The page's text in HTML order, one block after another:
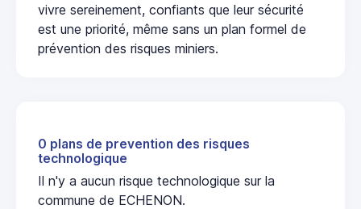
vivre sereinement, confiants que leur sécurité
est une priorité, même sans un plan formel de
prévention des risques miniers.
0 plans de prevention des risques
technologique
Il n'y a aucun risque technologique sur la
commune de ECHENON.